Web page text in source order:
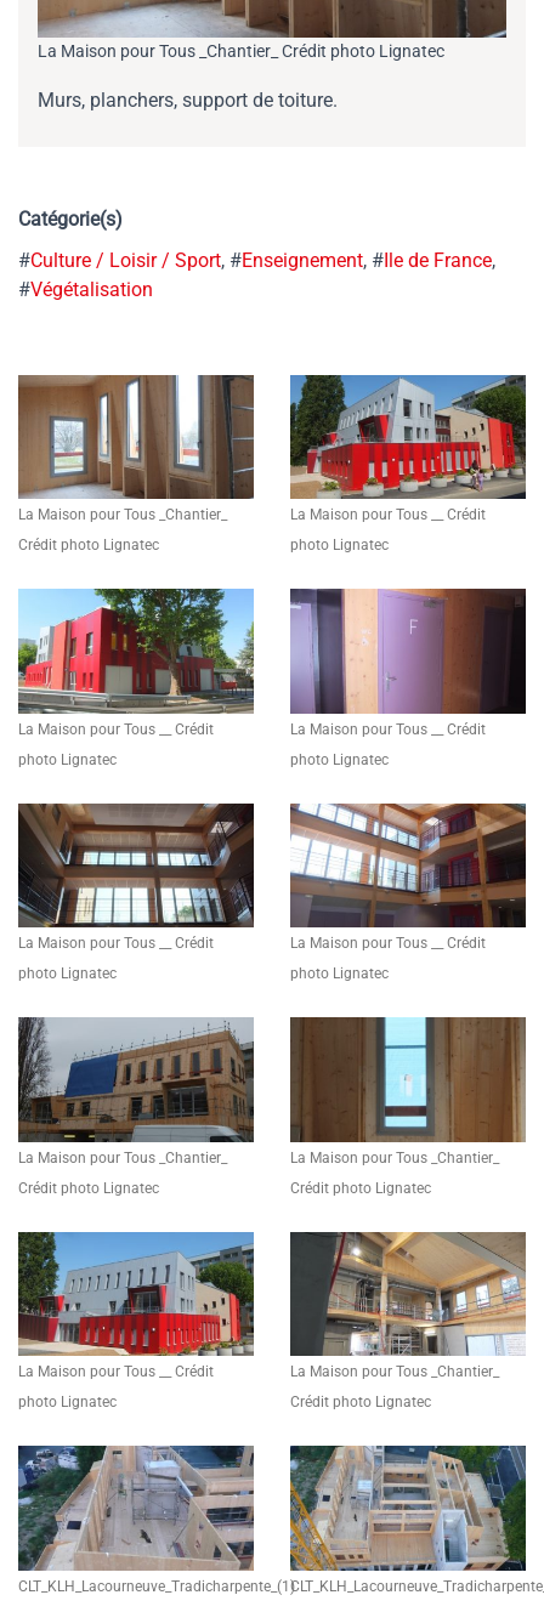
La Maison pour Tous _Chantier_ Crédit photo Lignatec
Murs, planchers, support de toiture.
Catégorie(s)
#Culture / Loisir / Sport, #Enseignement, #Ile de France,
#Végétalisation
La Maison pour Tous _Chantier_
Crédit photo Lignatec
La Maison pour Tous __ Crédit
photo Lignatec
La Maison pour Tous __ Crédit
photo Lignatec
La Maison pour Tous __ Crédit
photo Lignatec
La Maison pour Tous __ Crédit
photo Lignatec
La Maison pour Tous __ Crédit
photo Lignatec
La Maison pour Tous _Chantier_
Crédit photo Lignatec
La Maison pour Tous _Chantier_
Crédit photo Lignatec
La Maison pour Tous __ Crédit
photo Lignatec
La Maison pour Tous _Chantier_
Crédit photo Lignatec
CLT_KLH_Lacourneuve_Tradicharpente_(1)